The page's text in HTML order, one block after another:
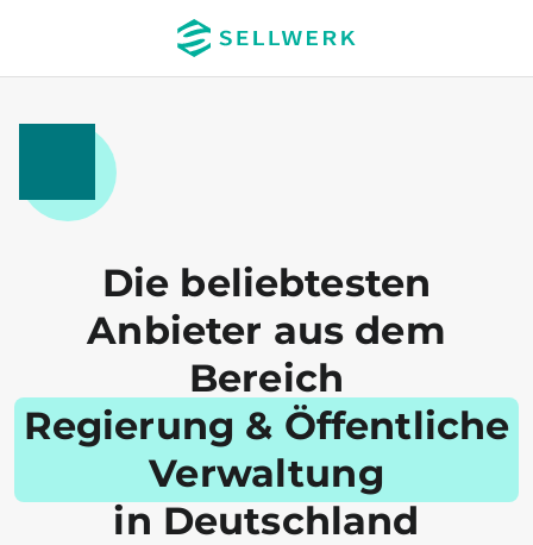
Die beliebtesten
Anbieter aus dem
Bereich
Regierung & Öffentliche
Verwaltung
in Deutschland